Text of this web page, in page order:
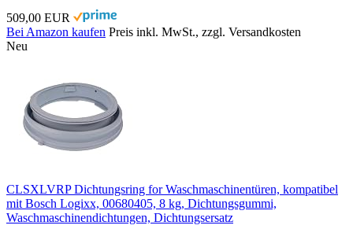
509,00 EUR
Bei Amazon kaufen Preis inkl. MwSt., zzgl. Versandkosten
Neu
CLSXLVRP Dichtungsring for Waschmaschinentüren, kompatibel
mit Bosch Logixx, 00680405, 8 kg, Dichtungsgummi,
Waschmaschinendichtungen, Dichtungsersatz